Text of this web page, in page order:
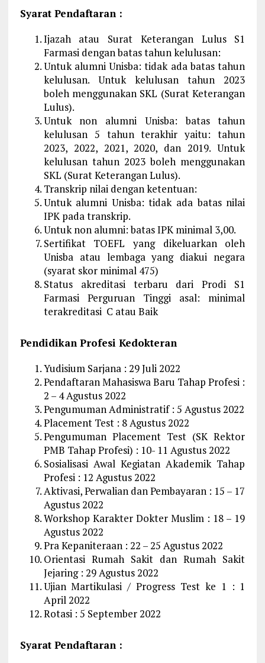
Syarat Pendaftaran :
Ijazah atau Surat Keterangan Lulus S1
Farmasi dengan batas tahun kelulusan:
Untuk alumni Unisba: tidak ada batas tahun
kelulusan. Untuk kelulusan tahun 2023
boleh menggunakan SKL (Surat Keterangan
Lulus).
Untuk non alumni Unisba: batas tahun
kelulusan 5 tahun terakhir yaitu: tahun
2023, 2022, 2021, 2020, dan 2019. Untuk
kelulusan tahun 2023 boleh menggunakan
SKL (Surat Keterangan Lulus).
Transkrip nilai dengan ketentuan:
Untuk alumni Unisba: tidak ada batas nilai
IPK pada transkrip.
Untuk non alumni: batas IPK minimal 3,00.
Sertifikat TOEFL yang dikeluarkan oleh
Unisba atau lembaga yang diakui negara
(syarat skor minimal 475)
Status akreditasi terbaru dari Prodi S1
Farmasi Perguruan Tinggi asal: minimal
terakreditasi C atau Baik
Pendidikan Profesi Kedokteran
Yudisium Sarjana : 29 Juli 2022
Pendaftaran Mahasiswa Baru Tahap Profesi :
2 – 4 Agustus 2022
Pengumuman Administratif : 5 Agustus 2022
Placement Test : 8 Agustus 2022
Pengumuman Placement Test (SK Rektor
PMB Tahap Profesi) : 10- 11 Agustus 2022
Sosialisasi Awal Kegiatan Akademik Tahap
Profesi : 12 Agustus 2022
Aktivasi, Perwalian dan Pembayaran : 15 – 17
Agustus 2022
Workshop Karakter Dokter Muslim : 18 – 19
Agustus 2022
Pra Kepaniteraan : 22 – 25 Agustus 2022
Orientasi Rumah Sakit dan Rumah Sakit
Jejaring : 29 Agustus 2022
Ujian Martikulasi / Progress Test ke 1 : 1
April 2022
Rotasi : 5 September 2022
Syarat Pendaftaran :